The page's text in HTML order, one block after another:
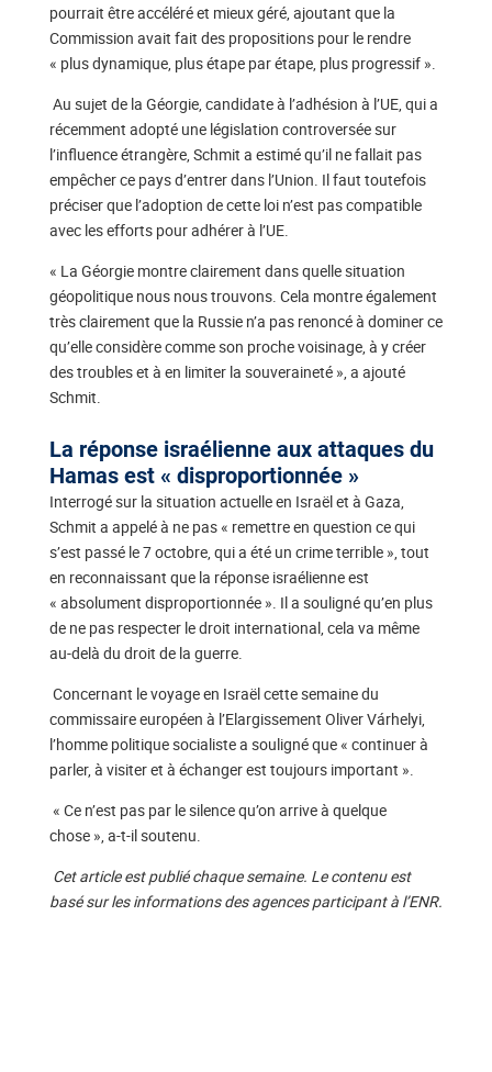
pourrait être accéléré et mieux géré, ajoutant que la
Commission avait fait des propositions pour le rendre
« plus dynamique, plus étape par étape, plus progressif ».
Au sujet de la Géorgie, candidate à l’adhésion à l’UE, qui a
récemment adopté une législation controversée sur
l’influence étrangère, Schmit a estimé qu’il ne fallait pas
empêcher ce pays d’entrer dans l’Union. Il faut toutefois
préciser que l’adoption de cette loi n’est pas compatible
avec les efforts pour adhérer à l’UE.
« La Géorgie montre clairement dans quelle situation
géopolitique nous nous trouvons. Cela montre également
très clairement que la Russie n’a pas renoncé à dominer ce
qu’elle considère comme son proche voisinage, à y créer
des troubles et à en limiter la souveraineté », a ajouté
Schmit.
La réponse israélienne aux attaques du
Hamas est « disproportionnée »
Interrogé sur la situation actuelle en Israël et à Gaza,
Schmit a appelé à ne pas « remettre en question ce qui
s’est passé le 7 octobre, qui a été un crime terrible », tout
en reconnaissant que la réponse israélienne est
« absolument disproportionnée ». Il a souligné qu’en plus
de ne pas respecter le droit international, cela va même
au-delà du droit de la guerre.
Concernant le voyage en Israël cette semaine du
commissaire européen à l’Elargissement Oliver Várhelyi,
l’homme politique socialiste a souligné que « continuer à
parler, à visiter et à échanger est toujours important ».
« Ce n’est pas par le silence qu’on arrive à quelque
chose », a-t-il soutenu.
Cet article est publié chaque semaine. Le contenu est
basé sur les informations des agences participant à l’ENR.